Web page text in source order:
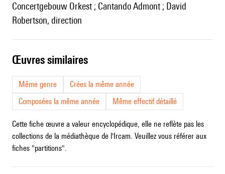
Concertgebouw Orkest ; Cantando Admont ; David
Robertson, direction
œuvres similaires
Même genre
Crées la même année
Composées la même année
Même effectif détaillé
Cette fiche œuvre a valeur encyclopédique, elle ne reflète pas les
collections de la médiathèque de l'Ircam. Veuillez vous référer aux
fiches "partitions".